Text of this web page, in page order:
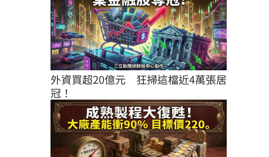
外資買超20億元　狂掃這檔近4萬張居
冠！